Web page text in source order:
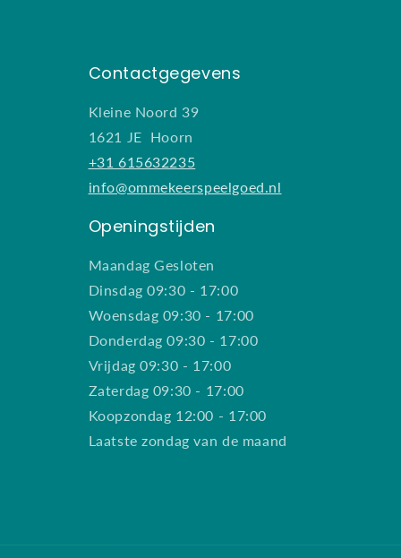
Contactgegevens
Kleine Noord 39
1621 JE Hoorn
+31 615632235
info@ommekeerspeelgoed.nl
Openingstijden
Maandag Gesloten
Dinsdag 09:30 - 17:00
Woensdag 09:30 - 17:00
Donderdag 09:30 - 17:00
Vrijdag 09:30 - 17:00
Zaterdag 09:30 - 17:00
Koopzondag 12:00 - 17:00
Laatste zondag van de maand